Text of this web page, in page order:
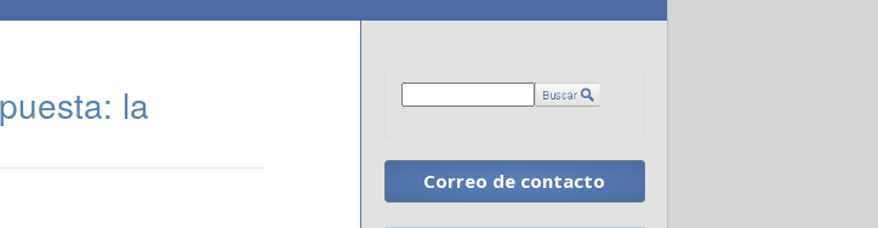
la
Correo de contacto